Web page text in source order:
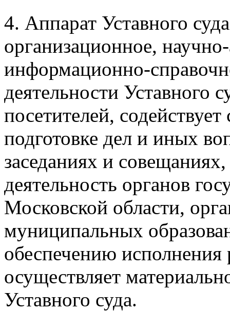
4. Аппарат Уставного
организационное,
информационно-
деятельности Уставного
посетителей,
подготовке дел и иных
заседаниях и
деятельность органов
Московской области,
муниципальных
обеспечению исполнения
осуществляет
Уставного суда.